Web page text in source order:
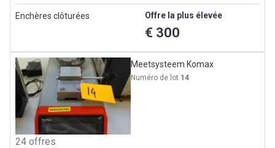
Enchères clôturées Offre la plus élevée
€ 300
Meetsysteem Komax
Numéro de lot 14
24 offres